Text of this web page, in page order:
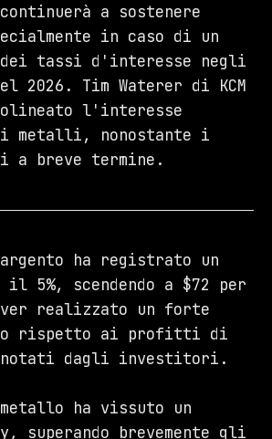
a sostenere
in caso di un
dei tassi d'interesse negli
2026. Tim Waterer di KCM
l'interesse
i metalli, nonostante i
a breve termine.
ha registrato un
5%, scendendo a $72 per
realizzato un forte
rispetto ai profitti di
dagli investitori.
ha vissuto un
superando brevemente gli